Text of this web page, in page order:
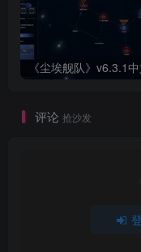
《尘埃舰队》v6.3.1
评论 抢沙发